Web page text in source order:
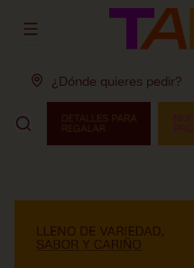
Abrir menu de navegación
¿Dónde quieres pedir?